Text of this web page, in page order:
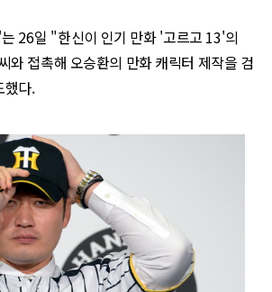
'는 26일 "한신이 인기 만화'고르고 13'의
와 접촉해 오승환의 만화 캐릭터 제작을 검
했다.